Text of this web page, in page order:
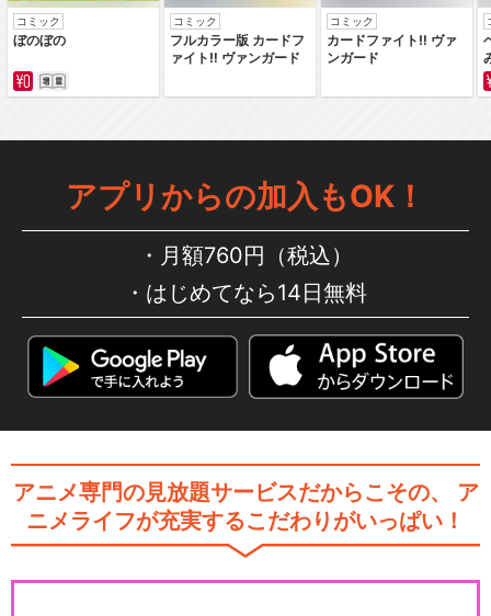
コミック
ぼのぼの
コミック
フルカラー版 カードフ
ァイト‼ ヴァンガード
コミック
カードファイト‼ ヴァ
ンガード
アプリからの加入もOK！
月額760円（税込）
はじめてなら14日無料
アニメ専門の見放題サービスだからこその、
ア
ニメライフが充実するこだわりがいっぱい！